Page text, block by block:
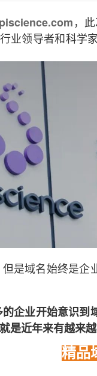
，
业领导者和科
是域名始终是
企业开始意识
近年来有越来
精品